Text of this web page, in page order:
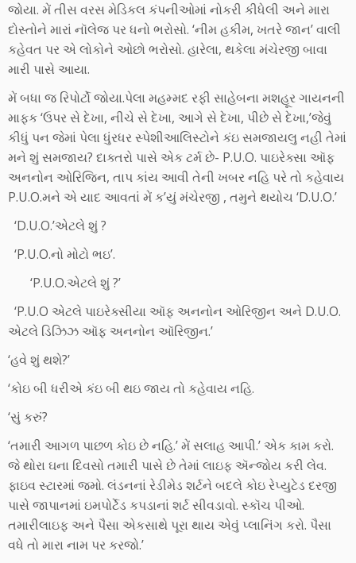
જોયા. મેં તીસ વરસ મેડિકલ કંપનીઓમાં નોકરી કીધેલી અને મારા
દોસ્તોને મારાં નૉલેજ પર ધનો ભરોસો. ‘નીમ હકીમ, ખતરે જાન’ વાલી
કહેવત પર એ લોકોને ઓછો ભરોસો. હારેલા, થકેલા મંચેરજી બાવા
મારી પાસે આયા.
મેં બધા જ રિપોર્ટો જોયા.પેલા મહમ્મદ રફી સાહેબના મશહૂર ગાયનની
માફક ‘ઉપર સે દેખા, નીચે સે દેખા, આગે સે દેખા, પીછે સે દેખા,’જેવું
કીધું પન જેમાં પેલા ધુંરધર સ્પેશીઆલિસ્ટોને કંઇ સમજાયલુ નહી તેમાં
મને શું સમજાય? દાક્તરો પાસે એક ટર્મ છે- P.U.O. પાઇરેક્સા ઑફ
અનનોન ઓરિજિન, તાપ કાંય આવી તેની ખબર નહિ પરે તો કહેવાય
P.U.O.મને એ યાદ આવતાં મેં ક’યું મંચેરજી , તમુને થયોચ ‘D.U.O.’
‘D.U.O.’એટલે શું ?
‘P.U.O.નો મોટો ભઇ’.
‘P.U.O.એટલે શું ?’
‘P.U.O એટલે પાઇરેક્સીયા ઑફ અનનોન ઓરિજીન અને D.U.O.
એટલે ડિઝિઝ ઑફ અનનોન ઑરિજીન.’
‘હવે શું થશે?’
‘કોઇ બી ધરીએ કંઇ બી થઇ જાય તો કહેવાય નહિ.
‘સું કરું?
‘તમારી આગળ પાછળ કોઇ છે નહિ.’ મેં સલાહ આપી.’ એક કામ કરો.
જે થોરા ઘના દિવસો તમારી પાસે છે તેમાં લાઇફ ઍન્જોય કરી લેવ.
ફાઇવ સ્ટારમાં જમો. લંડનનાં રેડીમેડ શર્ટને બદલે કોઇ રેપ્યુટેડ દરજી
પાસે જાપાનમાં ઇમપોર્ટેડ કપડાનાં શર્ટ સીવડાવો. સ્કૉચ પીઓ.
તમારીલાઇફ અને પૈસા એકસાથે પૂરા થાય એવું પ્લાનિંગ કરો. પૈસા
વધે તો મારા નામ પર કરજો.’